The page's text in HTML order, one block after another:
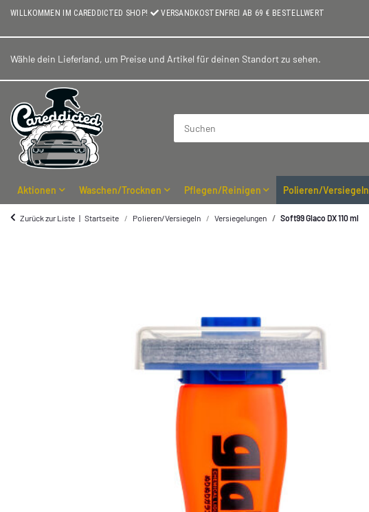
WILLKOMMEN IM CAREDDICTED SHOP! VERSANDKOSTENFREI AB 69 € BESTELLWERT
Wähle dein Lieferland, um Preise und Artikel für deinen Standort zu sehen.
Aktionen Waschen/Trocknen Pflegen/Reinigen Polieren/Versiegeln
Zurück zur Liste Startseite Polieren/Versiegeln Versiegelungen Soft99 Glaco DX 110 ml